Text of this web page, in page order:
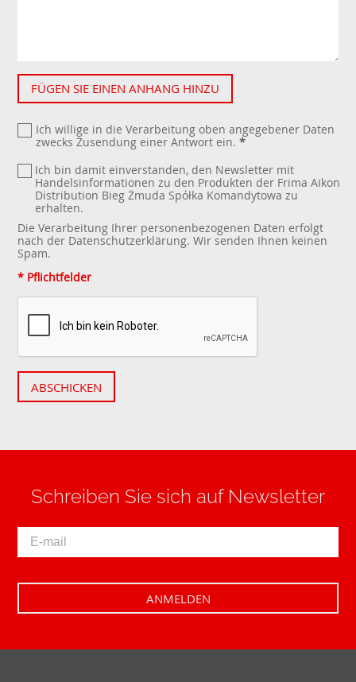
FÜGEN SIE EINEN ANHANG HINZU
Ich willige in die Verarbeitung oben angegebener Daten
zwecks Zusendung einer Antwort ein. *
Ich bin damit einverstanden, den Newsletter mit
Handelsinformationen zu den Produkten der Frima Aikon
Distribution Bieg Żmuda Spółka Komandytowa zu
erhalten.
Die Verarbeitung Ihrer personenbezogenen Daten erfolgt
nach der Datenschutzerklärung. Wir senden Ihnen keinen
Spam.
* Pflichtfelder
ABSCHICKEN
Schreiben Sie sich auf Newsletter